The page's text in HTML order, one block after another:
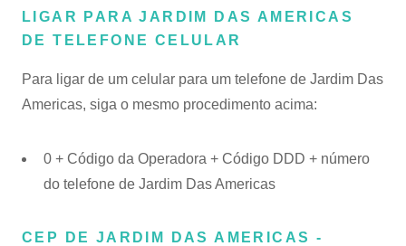
LIGAR PARA JARDIM DAS AMERICAS
DE TELEFONE CELULAR
Para ligar de um celular para um telefone de Jardim Das
Americas, siga o mesmo procedimento acima:
0 + Código da Operadora + Código DDD + número
do telefone de Jardim Das Americas
CEP DE JARDIM DAS AMERICAS -